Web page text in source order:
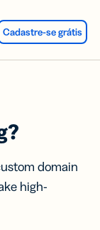
Cadastre-se grátis
domain
high-